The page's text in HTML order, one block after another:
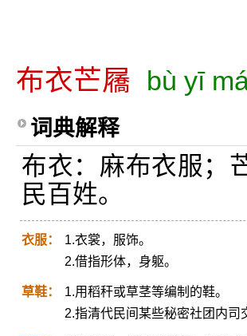
布衣芒屩 bù yī
词典解释
布衣：麻布衣服；
民百姓。
衣服：
1.衣裳，服饰。
2.借指形体，身躯。
草鞋：
1.用稻秆或草茎等编制的鞋。
2.指清代民间某些秘密社团内司